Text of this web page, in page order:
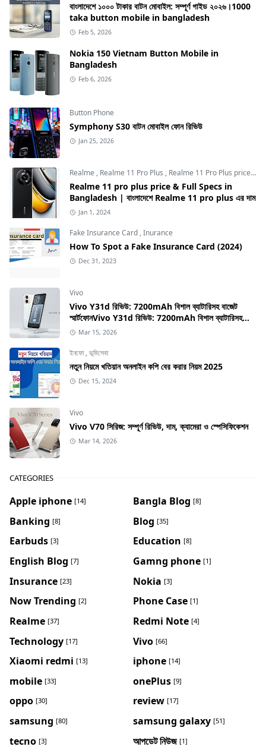
বাংলাদেশে ১০০০ টাকার বাটন মোবাইল: সম্পূর্ণ গাইড ২০২৬।1000
taka button mobile in bangladesh
Feb 5, 2026
Nokia 150 Vietnam Button Mobile in
Bangladesh
Feb 6, 2026
Button Phone
Symphony S30 বাটন মোবাইল ফোন রিভিউ
Jan 25, 2026
Realme , Realme 11 Pro Plus , Realme 11 Pro Plus price in Bangladesh
Realme 11 pro plus price & Full Specs in
Bangladesh | বাংলাদেশে Realme 11 pro plus এর দাম
Jan 1, 2024
Fake Insurance Card ,Inurance
How To Spot a Fake Insurance Card (2024)
Dec 31, 2023
Vivo
Vivo Y31d রিভিউ: 7200mAh বিশাল ব্যাটারিসহ বাজেট
স্মার্টফোনVivo Y31d রিভিউ: 7200mAh বিশাল ব্যাটারিসহ
বাজেট স্মার্টফোন
Mar 15, 2026
ইনফো,ভূমিসেবা
নতুন নিয়মে খতিয়ান অনলাইন কপি বের করার নিয়ম 2025
Dec 15, 2024
Vivo
Vivo V70 সিরিজ: সম্পূর্ণ রিভিউ, দাম, ক্যামেরা ও স্পেসিফিকেশন
Mar 14, 2026
CATEGORIES
Apple iphone [14] Bangla Blog [8]
Banking [8] Blog [35]
Earbuds [3] Education [8]
English Blog [7] Gamng phone [1]
Insurance [23] Nokia [3]
Now Trending [2] Phone Case [1]
Realme [37] Redmi Note [4]
Technology [17] Vivo [66]
Xiaomi redmi [13] iphone [14]
mobile [33] onePlus [9]
oppo [30] review [17]
samsung [80] samsung galaxy [51]
tecno [3] আপডেট নিউজ [1]